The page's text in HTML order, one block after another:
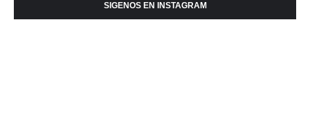
SIGENOS EN INSTAGRAM